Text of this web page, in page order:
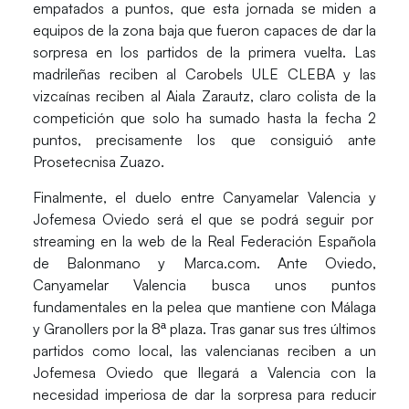
empatados a puntos, que esta jornada se miden a
equipos de la zona baja que fueron capaces de dar la
sorpresa en los partidos de la primera vuelta. Las
madrileñas reciben alCarobels ULE CLEBAy las
vizcaínas reciben alAiala Zarautz, claro colista de la
competición que solo ha sumado hasta la fecha 2
puntos, precisamente los que consiguió ante
Prosetecnisa Zuazo.
Finalmente, el duelo entreCanyamelar Valencia y
Jofemesa Oviedo será el que se podrá seguir por
streaming en la web de la Real Federación Española
de Balonmano y Marca.com. Ante Oviedo,
Canyamelar Valencia busca unos puntos
fundamentales en la pelea que mantiene con Málaga
y Granollers por la 8ª plaza. Tras ganar sus tres últimos
partidos como local, las valencianas reciben a un
Jofemesa Oviedo que llegará a Valencia con la
necesidad imperiosa de dar la sorpresa para reducir